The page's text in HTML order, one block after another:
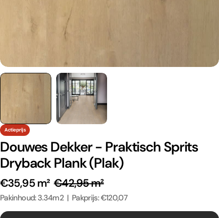
Actieprijs
Douwes Dekker - Praktisch Sprits
Dryback Plank (Plak)
€35,95 m² €42,95 m²
Pakinhoud: 3.34m2 | Pakprijs: €120,07